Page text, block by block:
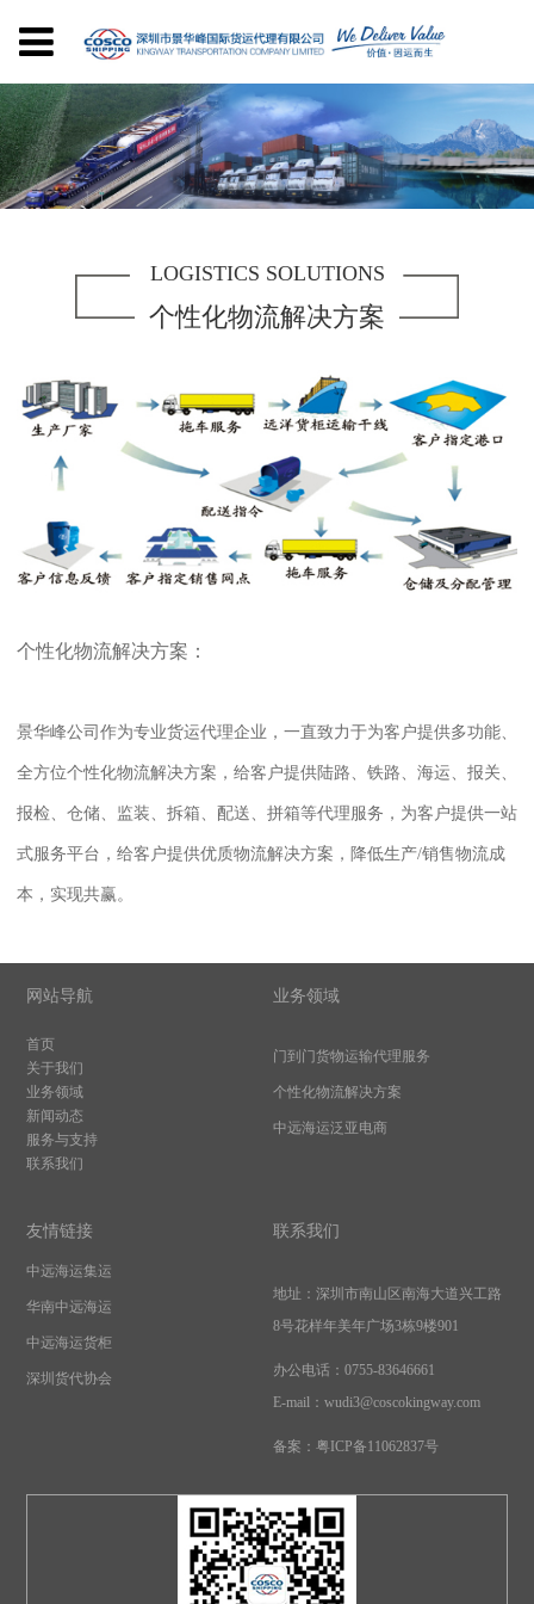
LOGISTICS SOLUTIONS
个性化物流解决方案
个性化物流解决方案：
景华峰公司作为专业货运代理企业，一直致力于为客户提供多功能、
全方位个性化物流解决方案，给客户提供陆路、铁路、海运、报关、
报检、仓储、监装、拆箱、配送、拼箱等代理服务，为客户提供一站
式服务平台，给客户提供优质物流解决方案，降低生产/销售物流成
本，实现共赢。
网站导航
首页
关于我们
业务领域
新闻动态
服务与支持
联系我们
业务领域
门到门货物运输代理服务
个性化物流解决方案
中远海运泛亚电商
友情链接
中远海运集运
华南中远海运
中远海运货柜
深圳货代协会
联系我们
地址： 深圳市南山区南海大道兴工路
8号花样年美年广场3栋9楼901
办公电话：0755-83646661
E-mail：wudi3@coscokingway.com
备案： 粤ICP备11062837号